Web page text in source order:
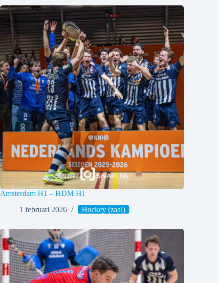
Amsterdam H1 – HDM H1
1 februari 2026
Hockey (zaal)